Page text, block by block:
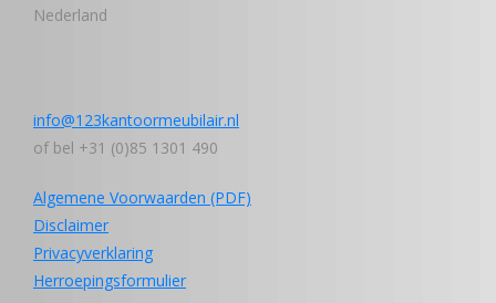
Nederland
info@123kantoormeubilair.nl
of bel +31 (0)85 1301 490
Algemene Voorwaarden (PDF)
Disclaimer
Privacyverklaring
Herroepingsformulier